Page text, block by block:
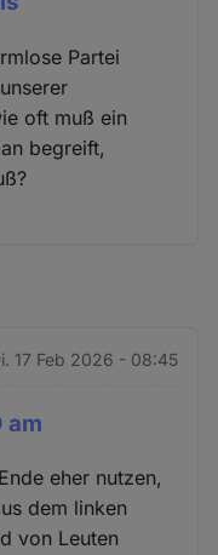
Partei
oft muß ein
begreift,
17 Feb 2026 - 08:45
am
eher nutzen,
dem linken
von Leuten